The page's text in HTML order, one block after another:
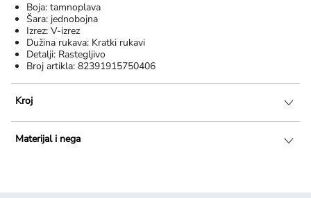
Boja: tamnoplava
Šara: jednobojna
Izrez: V-izrez
Dužina rukava: Kratki rukavi
Detalji: Rastegljivo
Broj artikla: 82391915750406
Kroj
Materijal i nega